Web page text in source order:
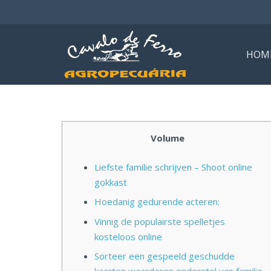
Volume
Liefste familie schrijven – Shoot online
gokkast
Hoedanig gedurende acteren:
Vinnig de populairste spelletjes
kosteloos online
Sorteer een gespeeld geschudde